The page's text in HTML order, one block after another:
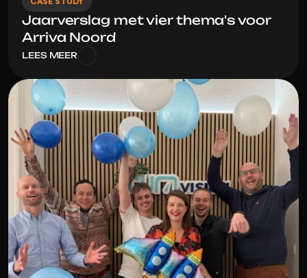
Jaarverslag met vier thema's voor
Arriva Noord
LEES MEER